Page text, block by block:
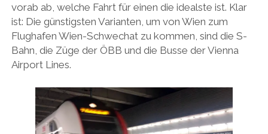
vorab ab, welche Fahrt für einen die idealste ist. Klar
ist: Die günstigsten Varianten, um von Wien zum
Flughafen Wien-Schwechat zu kommen, sind die S-
Bahn, die Züge der ÖBB und die Busse der Vienna
Airport Lines.